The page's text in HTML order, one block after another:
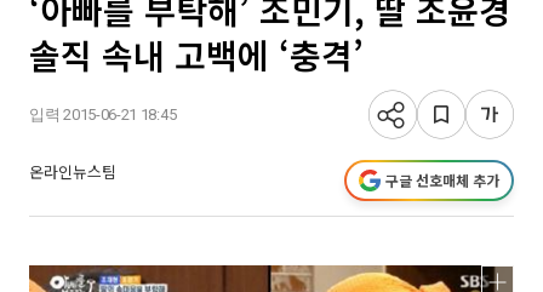
‘아빠를 부탁해’ 조민기, 딸 조윤경
솔직 속내 고백에 ‘충격’
입력 2015-06-21 18:45
온라인뉴스팀 구글 선호매체 추가